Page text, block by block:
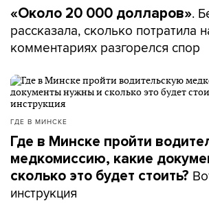
«Около 20 000 долларов».
рассказала, сколько потратила
комментариях разгорелся спор
ГДЕ В МИНСКЕ
Где в Минске пройти
медкомиссию, какие
сколько это будет стоить?
инструкция